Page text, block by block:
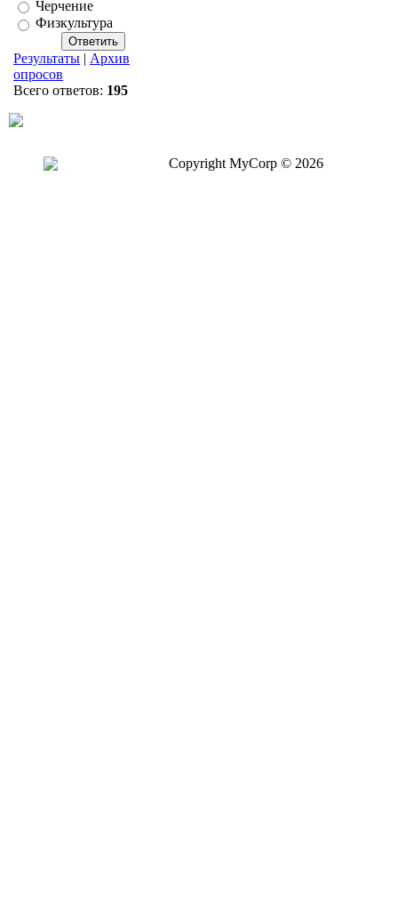
Черчение
Физкультура
Результаты | Архив
опросов
Всего ответов: 195
Copyright MyCorp © 2026